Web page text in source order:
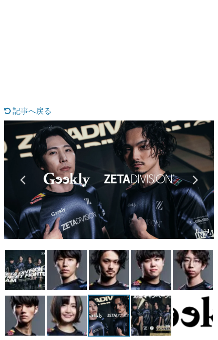
なんでゲームは面白い？
ゲーム開発者・hamatsu氏がゲームの魅力を画面や操作の
具体的な形から解き明かしていく、硬派で骨太な評論連載
です。
ゲームが変えた日本語
「経験値」「裏技」「ラスボス」… ゲームにまつわる言葉
の起源や用法の変遷を、コンピューター文化史研究家・タ
イニーP氏が徹底調査。
カテゴリ
マンガ
女性向け
アプリレビュー
その他
記事へ戻る
8 / 11